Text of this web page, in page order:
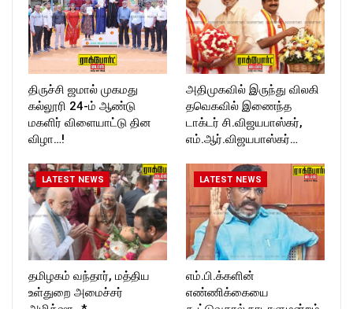
திருச்சி ஜமால் முகமது
கல்லூரி 24-ம் ஆண்டு
மகளிர் விளையாட்டு தின
விழா…!
அதிமுகவில் இருந்து விலகி
தவெகவில் இணைந்த
டாக்டர் சி.விஜயபாஸ்கர்,
எம்.ஆர்.விஜயபாஸ்கர்…
LATEST NEWS
தமிழகம் வந்தார், மத்திய
உள்துறை அமைச்சர்
LATEST NEWS
எம்.பி.க்களின்
எண்ணிக்கையை